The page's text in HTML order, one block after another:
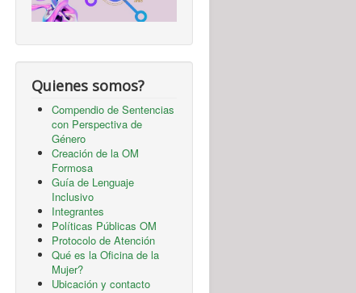
Quienes somos?
Compendio de Sentencias
con Perspectiva de
Género
Creación de la OM
Formosa
Guía de Lenguaje
Inclusivo
Integrantes
Políticas Públicas OM
Protocolo de Atención
Qué es la Oficina de la
Mujer?
Ubicación y contacto